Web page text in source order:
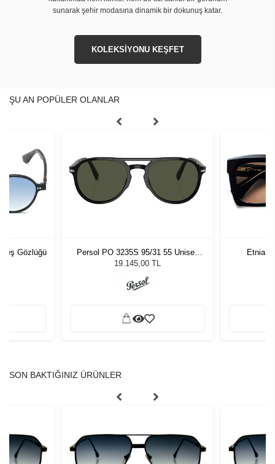
sunarak şehir modasına dinamik bir dokunuş katar.
KOLEKSİYONU KEŞFET
ŞU AN POPÜLER OLANLAR
Gözlüğü
Persol PO 3235S 95/31 55 Unisex
Güneş Gözlüğü
19.145,00 TL
Etnia
SON BAKTIĞINIZ ÜRÜNLER